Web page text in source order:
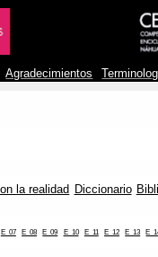
Agradecimientos
la realidad Diccionario
E_07 E_08 E_09 E_10 E_11 E_12 E_13